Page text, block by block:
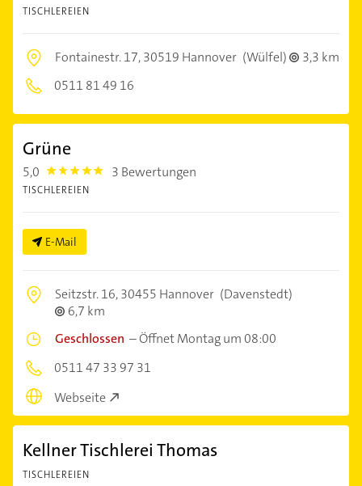
TISCHLEREIEN
Fontainestr. 17,30519 Hannover (Wülfel)
3,3 km
0511 81 49 16
Grüne
5,0 5.0 3 Bewertungen
TISCHLEREIEN
E-Mail
Seitzstr. 16,30455 Hannover (Davenstedt)
6,7 km
Geschlossen –Öffnet Montag um 08:00
0511 47 33 97 31
Webseite
Kellner Tischlerei Thomas
TISCHLEREIEN